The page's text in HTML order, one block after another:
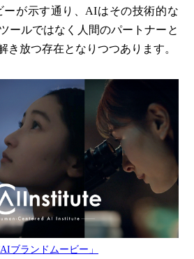
ーが示す通り、AIはその技術的な
ールではなく人間のパートナーと
き放つ存在となりつつあります。
ブランドムービー」